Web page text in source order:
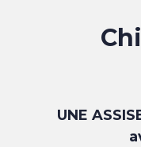
UNE